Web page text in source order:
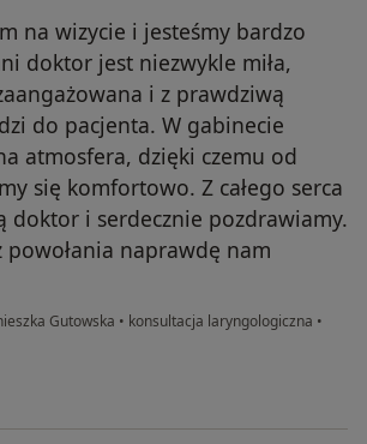
na wizycie i jesteśmy bardzo
doktor jest niezwykle miła,
i z prawdziwą
do pacjenta. W gabinecie
atmosfera, dzięki czemu od
się komfortowo. Z całego serca
doktor i serdecznie pozdrawiamy.
powołania naprawdę nam
Gutowska • konsultacja laryngologiczna •
i Frank